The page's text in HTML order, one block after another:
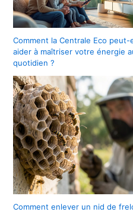
Comment la Centrale Eco peut-
aider à maîtriser votre énergie
quotidien ?
Comment enlever un nid de